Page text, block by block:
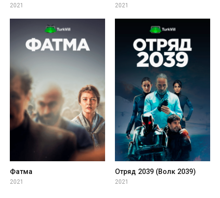
2021 2021
Фатма
2021
Отряд 2039 (Волк 2039)
2021